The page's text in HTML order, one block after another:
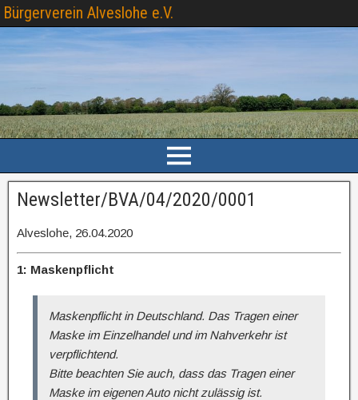
Bürgerverein Alveslohe e.V.
Newsletter/BVA/04/2020/0001
Alveslohe, 26.04.2020
1: Maskenpflicht
Maskenpflicht in Deutschland. Das Tragen einer
Maske im Einzelhandel und im Nahverkehr ist
verpflichtend.
Bitte beachten Sie auch, dass das Tragen einer
Maske im eigenen Auto nicht zulässig ist.